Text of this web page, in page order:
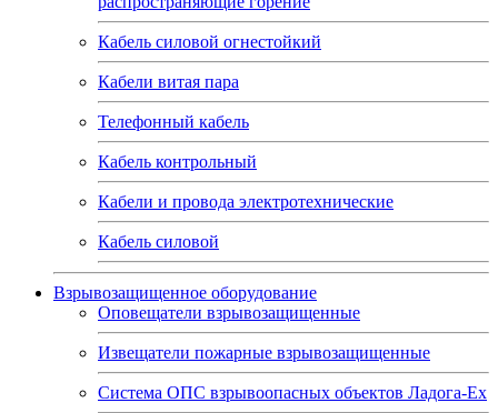
Кабель силовой огнестойкий
Кабели витая пара
Телефонный кабель
Кабель контрольный
Кабели и провода электротехнические
Кабель силовой
Взрывозащищенное оборудование
Оповещатели взрывозащищенные
Извещатели пожарные взрывозащищенные
Система ОПС взрывоопасных объектов Ладога-Ex